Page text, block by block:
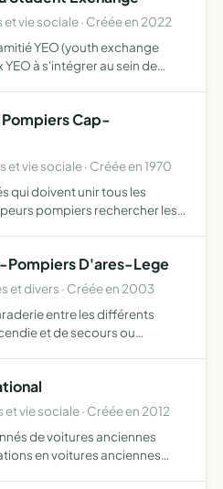
vie sociale · Créée en 2022
YEO (youth exchange
à s'intégrer au sein de
Cap-
vie sociale · Créée en 1970
qui doivent unir tous les
pompiers rechercher les
Pompiers D'ares-Lege
et divers · Créée en 2003
entre les différents
et de secours ou
vie sociale · Créée en 2012
de voitures anciennes
en voitures anciennes